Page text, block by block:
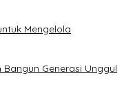
Mengelola
Generasi Unggul